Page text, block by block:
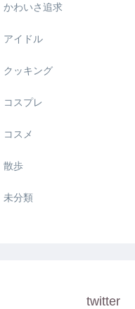
かわいさ追求
アイドル
クッキング
コスプレ
コスメ
散歩
未分類
twitter